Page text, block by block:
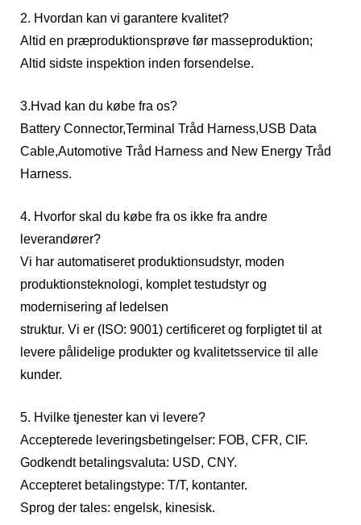
2. Hvordan kan vi garantere kvalitet?
Altid en præproduktionsprøve før masseproduktion;
Altid sidste inspektion inden forsendelse.
3.Hvad kan du købe fra os?
Battery Connector,Terminal Tråd Harness,USB Data
Cable,Automotive Tråd Harness and New Energy Tråd
Harness.
4. Hvorfor skal du købe fra os ikke fra andre
leverandører?
Vi har automatiseret produktionsudstyr, moden
produktionsteknologi, komplet testudstyr og
modernisering af ledelsen
struktur. Vi er (ISO: 9001) certificeret og forpligtet til at
levere pålidelige produkter og kvalitetsservice til alle
kunder.
5. Hvilke tjenester kan vi levere?
Accepterede leveringsbetingelser: FOB, CFR, CIF.
Godkendt betalingsvaluta: USD, CNY.
Accepteret betalingstype: T/T, kontanter.
Sprog der tales: engelsk, kinesisk.